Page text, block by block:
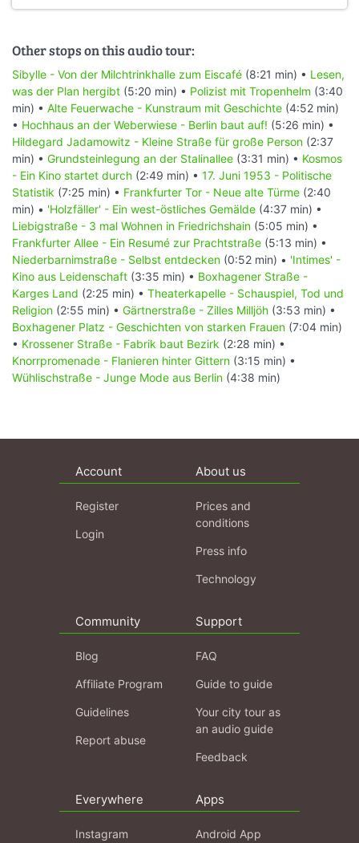
Other stops on this audio tour:
Sibylle - Von der Milchtrinkhalle zum Eiscafé (8:21 min) • Lesen,
was der Plan hergibt (5:20 min) • Polizist mit Tropenhelm (3:40
min) • Alte Feuerwache - Kunstraum mit Geschichte (4:52 min)
• Hochhaus an der Weberwiese - Berlin baut auf! (5:26 min) •
Hildegard Jadamowitz - Kleine Straße für große Person (2:37
min) • Grundsteinlegung an der Stalinallee (3:31 min) • Kosmos
- Ein Kino startet durch (2:49 min) • 17. Juni 1953 - Politische
Statistik (7:25 min) • Frankfurter Tor - Neue alte Türme (2:40
min) • 'Holzfäller' - Ein west-östliches Gemälde (4:37 min) •
Liebigstraße - 3 mal Wohnen in Friedrichshain (5:05 min) •
Frankfurter Allee - Ein Resumé zur Prachtstraße (5:13 min) •
Niederbarnimstraße - Selbst entdecken (0:52 min) • 'Intimes' -
Kino aus Leidenschaft (3:35 min) • Boxhagener Straße -
Karges Land (2:25 min) • Theaterkapelle - Schauspiel, Tod und
Religion (2:55 min) • Gärtnerstraße - Zilles Milljöh (3:53 min) •
Boxhagener Platz - Geschichten von starken Frauen (7:04 min)
• Krossener Straße - Fabrik baut Bezirk (2:28 min) •
Knorrpromenade - Flanieren hinter Gittern (3:15 min) •
Wühlischstraße - Junge Mode aus Berlin (4:38 min)
Account
Register
Login
About us
Prices and
conditions
Press info
Technology
Community
Blog
Affiliate Program
Guidelines
Report abuse
Support
FAQ
Guide to guide
Your city tour as
an audio guide
Feedback
Everywhere
Instagram
Apps
Android App